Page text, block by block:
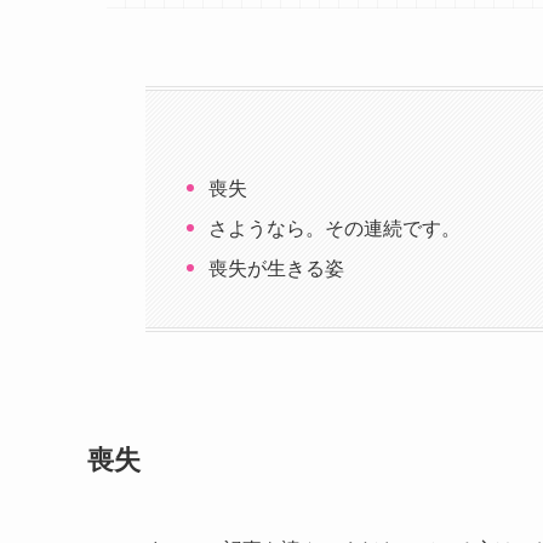
喪失
さようなら。その連続です。
喪失が生きる姿
喪失